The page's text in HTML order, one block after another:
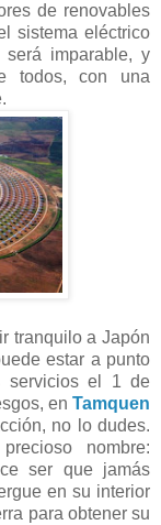
de renovables
sistema eléctrico
imparable, y
todos, con una
tranquilo a Japón
estar a punto
servicios el 1 de
en Tamquen
no lo dudes.
nombre:
ser que jamás
en su interior
para obtener su